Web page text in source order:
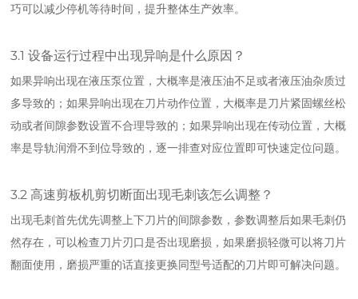
巧可以减少停机等待时间，提升整体生产效率。
3.1 设备运行过程中出现异响是什么原因？
如果异响出现在液压泵位置，大概率是液压油不足或者液压油杂质过
多导致的；如果异响出现在刀片动作位置，大概率是刀片紧固螺丝松
动或者间隙参数设置不合理导致的；如果异响出现在传动位置，大概
率是导轨润滑不到位导致的，逐一排查对应位置即可快速定位问题。
3.2 高速剪板机剪切断面出现毛刺该怎么调整？
出现毛刺首先优先调整上下刀片的间隙参数，参数调整后如果毛刺仍
然存在，可以检查刀片刃口是否出现磨损，如果磨损轻微可以将刀片
翻面使用，磨损严重的话直接更换同型号适配的刀片即可解决问题。